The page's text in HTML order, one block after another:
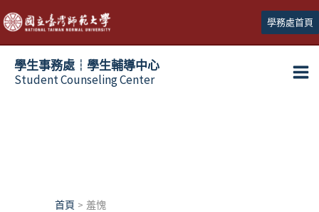
跳
至
主
學務處首頁
學生事務處┆學生輔導中心
Student Counseling Center
首頁 羞愧